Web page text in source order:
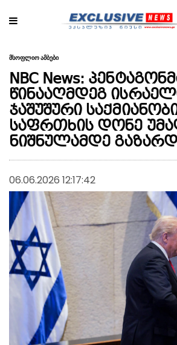
მსოფლიო ამბები
NBC News:
წინააღმდეგ
ჯაშუშური
საფრთხის დონე
ნიშნულამდე
06.06.2026 12:17:42